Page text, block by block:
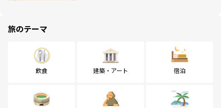
旅のテーマ
飲食 建築・アート 宿泊